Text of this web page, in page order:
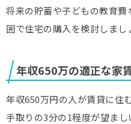
将来の貯蓄や子どもの教育
囲で住宅の購入を検討しまし
年収650万の適正な家
年収650万円の人が賃貸に住
手取りの3分の1程度が望まし